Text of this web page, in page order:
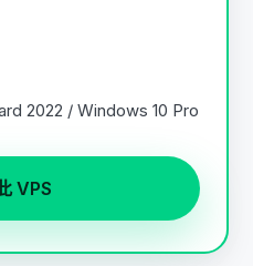
2022 / Windows 10 Pro
VPS